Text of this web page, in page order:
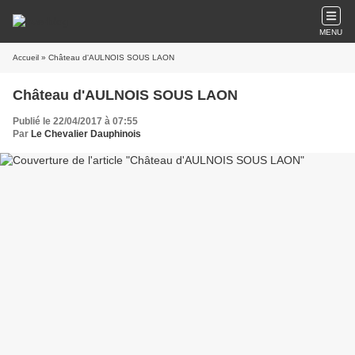
MENU
Accueil » Château d'AULNOIS SOUS LAON
Château d'AULNOIS SOUS LAON
Publié le 22/04/2017 à 07:55
Par Le Chevalier Dauphinois